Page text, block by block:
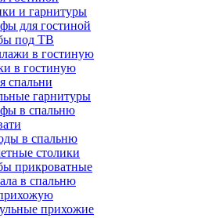
и гарнитуры
для гостиной
под ТВ
в гостиную
в гостиную
спальни
гарнитуры
в спальню
в спальню
столики
прикроватные
в спальню
прихожие